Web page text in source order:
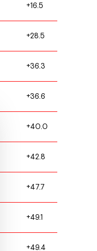
+16.5
+28.5
+36.3
+36.6
+40.0
+42.8
+47.7
+49.1
+49.4